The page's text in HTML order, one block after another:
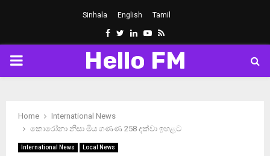
Sinhala English Tamil
Facebook
Twitter
LinkedinYoutube
Rss
PRIMARY
Hello FM
Home
International News
කොරෝනා නිසා මිය ගණණ 258 දක්වා ඉහළට
International News Local News